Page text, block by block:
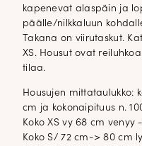
kapenevat alaspäin ja
päälle/nilkkaluun
Takana on viirutaskut.
XS. Housut ovat
tilaa.
Housujen mittataulukko:
cm ja kokonaipituus n.
Koko XS vy 68 cm venyy
Koko S/ 72 cm-> 80 cm